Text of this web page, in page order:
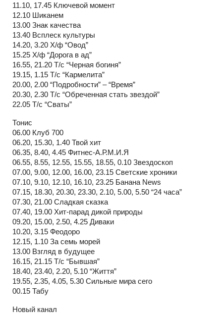
11.10, 17.45 Ключевой момент
12.10 Шиканем
13.00 Знак качества
13.40 Всплеск культуры
14.20, 3.20 Х/ф “Овод”
15.25 Х/ф “Дорога в ад”
16.55, 21.20 Т/с “Черная богиня”
19.15, 1.15 Т/с “Кармелита”
20.00, 2.00 “Подробности” – “Время”
20.30, 2.30 Т/с “Обреченная стать звездой”
22.05 Т/с “Сваты”
Тонис
06.00 Клуб 700
06.20, 15.30, 1.40 Твой хит
06.35, 8.40, 4.45 Фитнес-А.Р.М.И.Я
06.55, 8.55, 12.55, 15.55, 18.55, 0.10 Звездоскоп
07.00, 9.00, 12.00, 16.00, 23.15 Светские хроники
07.10, 9.10, 12.10, 16.10, 23.25 Банана News
07.15, 18.30, 20.30, 23.30, 2.10, 5.00, 5.50 “24 часа”
07.30, 21.00 Сладкая сказка
07.40, 19.00 Хит-парад дикой природы
09.20, 15.00, 2.50, 4.25 Диваки
10.20, 3.15 Феодоро
12.15, 1.10 За семь морей
13.00 Взгляд в будущее
16.15, 21.15 Т/с “Бывшая”
18.40, 23.40, 2.20, 5.10 “Життя”
19.55, 2.35, 4.05, 5.30 Сильные мира сего
00.15 Табу
Новый канал